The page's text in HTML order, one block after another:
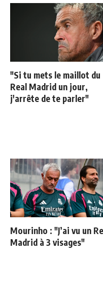
"Si tu mets le maillot du
Real Madrid un jour,
j'arrête de te parler"
Mourinho : "J’ai vu un
Madrid à 3 visages"